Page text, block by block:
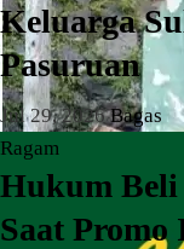
Keluarga
Pasuruan
Jul 29, 2026Bagas
Ragam
Hukum
Saat